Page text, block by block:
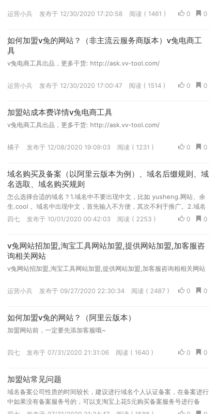
0
0
运营小兵 发布于 12/30/2020 17:20:58 阅读 ( 1461 )
如何加盟v兔的网站？（非主流云服务商版本）v兔电商工
具
v兔电商工具出品，更多干货: http://ask.vv-tool.com/
0
0
运营小兵 发布于 12/30/2020 17:00:47 阅读 ( 1514 )
加盟站成本费详情v兔电商工具
v兔电商工具出品，更多干货: http://ask.vv-tool.com/
0
0
橘子 发布于 12/08/2020 19:09:03 阅读 ( 1231 )
域名购买及备案（以阿里云版本为例）、域名后缀规则、域
名选取、域名购买规则
怎么选择合适的域名？1.域名中不要出现中文，比如 yusheng.网站、余
生.cool 。域名中出现中文，首先输入不方便，其次不利于推广。2.域名
尽量简短、易记，baidu.com、zhihu.com、vv-tool.com就是示范。3.0
0
四七 发布于 10/01/2020 00:42:03 阅读 ( 2253 )
v兔网站招加盟,淘宝工具网站加盟,提供网站加盟,加客服咨
询相关网站
v兔网站招加盟,淘宝工具网站加盟,提供网站加盟,加客服咨询相相关网站
0
0
运营小兵 发布于 09/27/2020 22:30:34 阅读 ( 2487 )
如何加盟v兔的网站？（阿里云版本）
加盟网站前，一定要先添加客服哦~
0
0
四七 发布于 07/31/2020 21:31:06 阅读 ( 1640 )
加盟站常见问题
域名备案公司性质的时间较长，建议进行域名个人认证备案，在备案进行
中如果没有备案服务号的，可以支淘宝上花5元购买备案服务号进行备
案。例如，淘宝搜索：阿里云服务号